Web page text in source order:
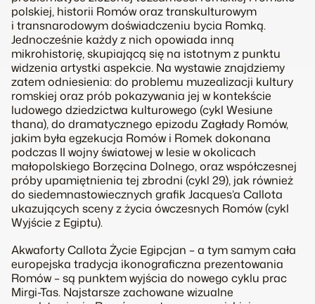
polskiej, historii Romów oraz transkulturowym
i transnarodowym doświadczeniu bycia Romką.
Jednocześnie każdy z nich opowiada inną
mikrohistorię, skupiającą się na istotnym z punktu
widzenia artystki aspekcie. Na wystawie znajdziemy
zatem odniesienia: do problemu muzealizacji kultury
romskiej oraz prób pokazywania jej w kontekście
ludowego dziedzictwa kulturowego (cykl Wesiune
thana), do dramatycznego epizodu Zagłady Romów,
jakim była egzekucja Romów i Romek dokonana
podczas II wojny światowej w lesie w okolicach
małopolskiego Borzęcina Dolnego, oraz współczesnej
próby upamiętnienia tej zbrodni (cykl 29), jak również
do siedemnastowiecznych grafik Jacques’a Callota
ukazujących sceny z życia ówczesnych Romów (cykl
Wyjście z Egiptu).
Akwaforty Callota Życie Egipcjan – a tym samym cała
europejska tradycja ikonograficzna prezentowania
Romów – są punktem wyjścia do nowego cyklu prac
Mirgi-Tas. Najstarsze zachowane wizualne